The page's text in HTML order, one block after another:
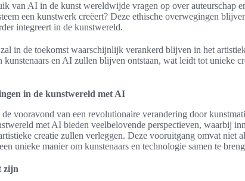
van AI in de kunst wereldwijde vragen op over auteurschap
een kunstwerk creëert? Deze ethische overwegingen
integreert in de kunstwereld.
in de toekomst waarschijnlijk verankerd blijven in het
kunstenaars en AI zullen blijven ontstaan, wat leidt tot unieke
in de kunstwereld met AI
vooravond van een revolutionaire verandering door
met AI bieden veelbelovende perspectieven, waarbij
creatie zullen verleggen. Deze vooruitgang omvat niet
unieke manier om kunstenaars en technologie samen te
zijn